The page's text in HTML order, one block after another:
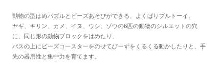
動物の型はめパズルとビーズあそびができる、よくばりプルトーイ。
ヤギ、キリン、カメ、イヌ、ウシ、ゾウの6匹の動物のシルエットの穴
に、同じ形の動物ブロックをはめたり、
バスの上にビーズコースターをのせてびーずをくるくる動かしたりと、手
先の器用性と集中力を育てます。